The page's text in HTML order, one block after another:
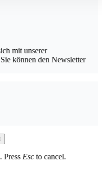
mit unserer
können den Newsletter
Press Esc to cancel.